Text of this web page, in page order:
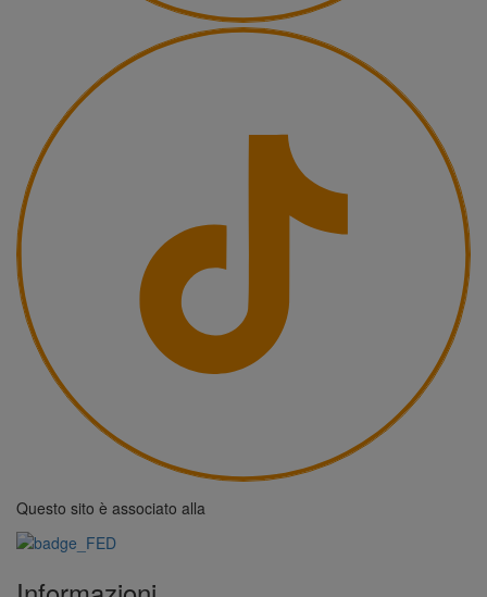
Questo sito è associato alla